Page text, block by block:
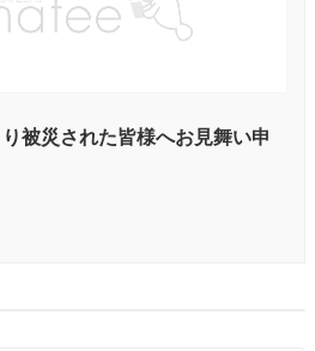
被災された皆様へお見舞い申